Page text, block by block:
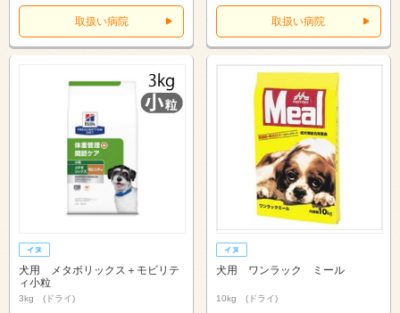
取扱い病院 取扱い病院
犬用 メタボリックス＋モビリテ
ィ小粒
3kg (ドライ)
犬用 ワンラック ミール
10kg (ドライ)